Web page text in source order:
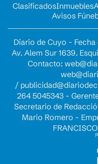
ClasificadosInmuebles
Avisos
Diario de Cuyo -
Av. Alem Sur 1639.
Contacto:
/
264 5045343 -
Secretario de
Mario Romero -